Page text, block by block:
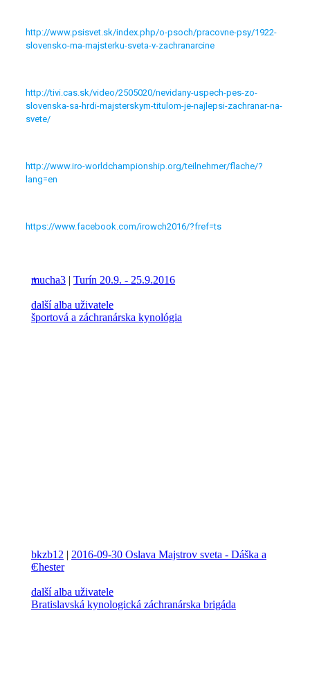
http://www.psisvet.sk/index.php/o-psoch/pracovne-psy/1922-
slovensko-ma-majsterku-sveta-v-zachranarcine
http://tivi.cas.sk/video/2505020/nevidany-uspech-pes-zo-
slovenska-sa-hrdi-majsterskym-titulom-je-najlepsi-zachranar-na-
svete/
http://www.iro-worldchampionship.org/teilnehmer/flache/?
lang=en
https://www.facebook.com/irowch2016/?fref=ts